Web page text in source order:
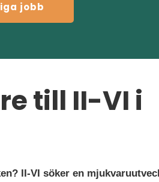
jobb
till II-VI i
II-VI söker en